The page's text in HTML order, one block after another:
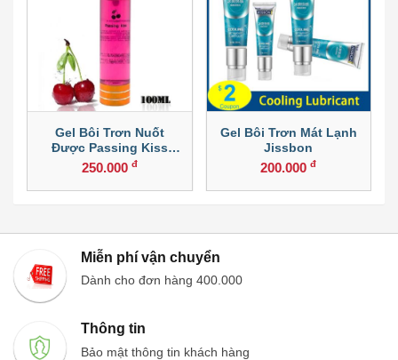
âm đạo đều được). + Sau khi sử dụng rửa bằng nước sạch
hoặc dùng xà bông. + Có thể dùng cùng với bao cao su.
Chú ý:+ Đậy kín nắp sau khi sử dụng. + Kiểm tra hạn sử
dụng của gel trước khi bôi. + Bảo quản nơi khô ráo thoáng
mát, tránh xa tầm tay của trẻ em.
Gel Bôi Trơn Nuốt
Được Passing Kiss
Hương Cherry
250.000 đ
Gel Bôi Trơn Mát Lạnh
Jissbon
200.000đ
Miễn phí vận chuyển
Dành cho đơn hàng 400.000
Thông tin
Bảo mật thông tin khách hàng